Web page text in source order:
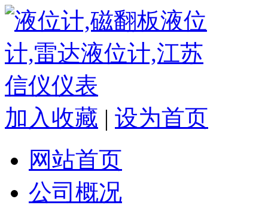
加入收藏 | 设为首页
网站首页
公司概况